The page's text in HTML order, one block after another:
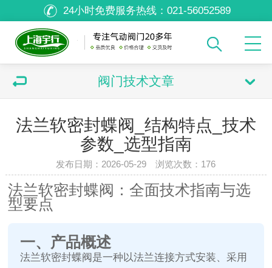
24小时免费服务热线： 021-56052589
阀门技术文章
法兰软密封蝶阀_结构特点_技术
参数_选型指南
发布日期：2026-05-29 浏览次数： 176
法兰软密封蝶阀：全面技术指南与选
型要点
一、产品概述
法兰软密封蝶阀是一种以法兰连接方式安装、采用